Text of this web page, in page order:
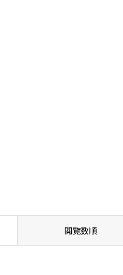
閲覧数順